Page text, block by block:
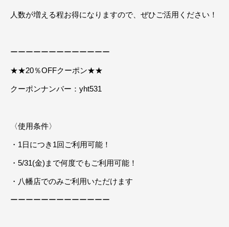
人数が増える程お得になりますので、ぜひご活用ください！
ーーーーーーーーーーーーー
★★20％OFFクーポン★★
クーポンナンバー：yht531
〈使用条件〉
・1日につき1回ご利用可能！
・5/31(金)まで何度でもご利用可能！
・八幡店でのみご利用いただけます
ーーーーーーーーーーーーー